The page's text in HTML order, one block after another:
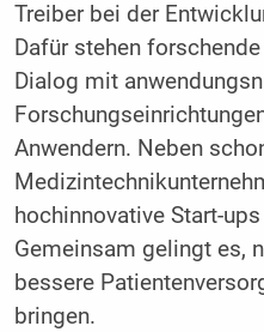
Treiber bei der
Dafür stehen
Dialog mit
Anwendern. Neben
hochinnovative Start-
Gemeinsam gelingt es,
bessere
bringen.